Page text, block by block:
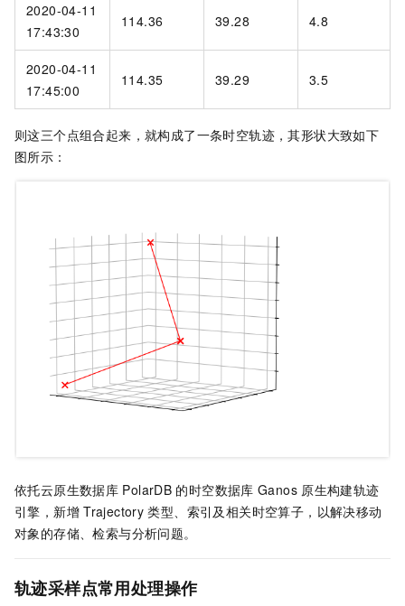
2020-04-11
17:43:30
114.36 39.28 4.8
2020-04-11
17:45:00
114.35 39.29 3.5
则这三个点组合起来，就构成了一条时空轨迹，其形状大致如下
图所示：
依托云原生数据库 PolarDB 的时空数据库 Ganos 原生构建轨迹
引擎，新增 Trajectory 类型、索引及相关时空算子，以解决移动
对象的存储、检索与分析问题。
轨迹采样点常用处理操作